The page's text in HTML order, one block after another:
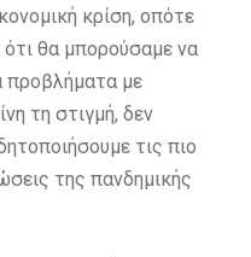
κρίση, οπότε
θα μπορούσαμε να
προβλήματα με
τη στιγμή, δεν
τις πιο
της πανδημικής